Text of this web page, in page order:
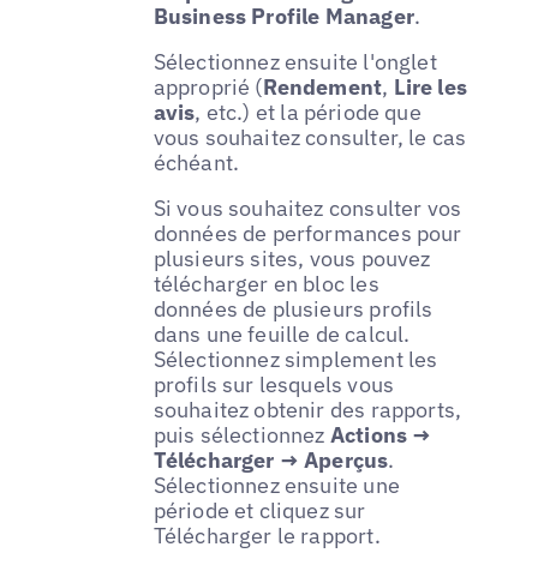
Business Profile Manager.
Sélectionnez ensuite l'onglet
approprié (Rendement, Lire les
avis, etc.) et la période que
vous souhaitez consulter, le cas
échéant.
Si vous souhaitez consulter vos
données de performances pour
plusieurs sites, vous pouvez
télécharger en bloc les
données de plusieurs profils
dans une feuille de calcul.
Sélectionnez simplement les
profils sur lesquels vous
souhaitez obtenir des rapports,
puis sélectionnez Actions →
Télécharger → Aperçus.
Sélectionnez ensuite une
période et cliquez sur
Télécharger le rapport.